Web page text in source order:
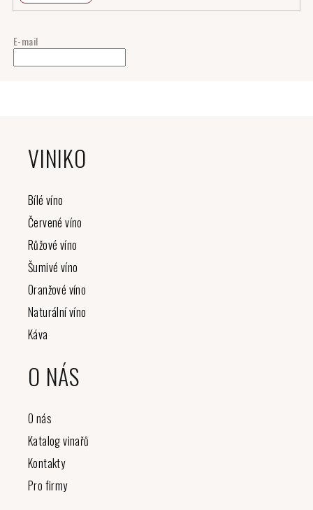
E-mail
VINIKO
Bílé víno
Červené víno
Růžové víno
Šumivé víno
Oranžové víno
Naturální víno
Káva
O NÁS
O nás
Katalog vinařů
Kontakty
Pro firmy